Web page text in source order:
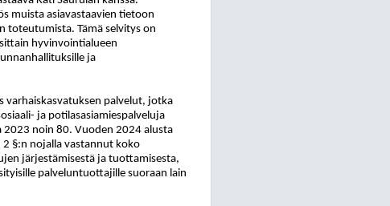
muista asiavastaavien tietoon
toteutumista. Tämä selvitys on
hyvinvointialueen
ja
varhaiskasvatuksen palvelut, jotka
ja potilasasiamiespalveluja
2023 noin 80. Vuoden 2024 alusta
2 §:n nojalla vastannut koko
järjestämisestä ja tuottamisesta,
palveluntuottajille suoraan lain